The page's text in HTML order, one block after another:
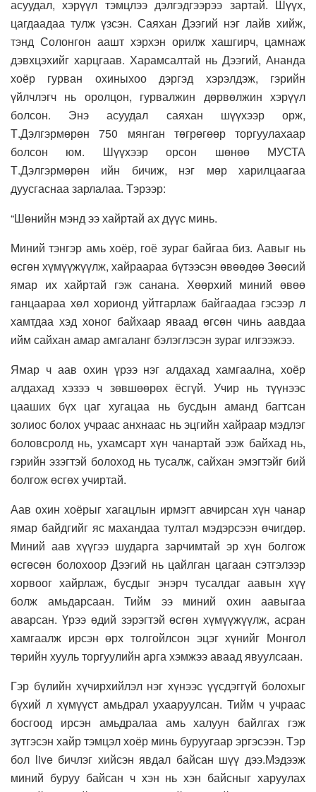
асуудал, хэрүүл тэмцлээ дэлгэдгээрээ зартай. Шүүх,
цагдаадаа тулж үзсэн. Саяхан Дээгий нэг лайв хийж,
тэнд Солонгон аашт хэрхэн орилж хашгирч, цамнаж
дэвхцэхийг харцгаав. Харамсалтай нь Дээгий, Ананда
хоёр гурван охиныхоо дэргэд хэрэлдэж, гэрийн
үйлчлэгч нь оролцон, гурвалжин дөрвөлжин хэрүүл
болсон. Энэ асуудал саяхан шүүхээр орж,
Т.Дэлгэрмөрөн 750 мянган төгрөгөөр торгуулахаар
болсон юм. Шүүхээр орсон шөнөө МУСТА
Т.Дэлгэрмөрөн ийн бичиж, нэг мөр харилцаагаа
дуусгаснаа зарлалаа. Тэрээр:
“Шөнийн мэнд ээ хайртай ах дүүс минь.
Миний тэнгэр амь хоёр, гоё зураг байгаа биз. Аавыг нь
өсгөн хүмүүжүүлж, хайраараа бүтээсэн өвөөдөө Зөөсий
ямар их хайртай гэж санана. Хөөрхий миний өвөө
ганцаараа хөл хорионд уйтгарлаж байгаадаа гэсээр л
хамтдаа хэд хоног байхаар яваад өгсөн чинь аавдаа
ийм сайхан амар амгаланг бэлэглэсэн зураг илгээжээ.
Ямар ч аав охин үрээ нэг алдахад хамгаална, хоёр
алдахад хэзээ ч зөвшөөрөх ёсгүй. Учир нь түүнээс
цааших бүх цаг хугацаа нь бусдын аманд багтсан
золиос болох учраас анхнаас нь эцгийн хайраар мэдлэг
боловсролд нь, ухамсарт хүн чанартай ээж байхад нь,
гэрийн эзэгтэй болоход нь тусалж, сайхан эмэгтэйг бий
болгож өсгөх учиртай.
Аав охин хоёрыг хагацлын ирмэгт авчирсан хүн чанар
ямар байдгийг яс махандаа тултал мэдэрсээн өчигдөр.
Миний аав хүүгээ шударга зарчимтай эр хүн болгож
өсгөсөн болохоор Дээгий нь цайлган цагаан сэтгэлээр
хорвоог хайрлаж, бусдыг энэрч тусалдаг аавын хүү
болж амьдарсаан. Тийм ээ миний охин аавыгаа
аварсан. Үрээ өдий зэрэгтэй өсгөн хүмүүжүүлж, асран
хамгаалж ирсэн өрх толгойлсон эцэг хүнийг Монгол
төрийн хууль торгуулийн арга хэмжээ аваад явуулсаан.
Гэр бүлийн хүчирхийлэл нэг хүнээс үүсдэггүй болохыг
бүхий л хүмүүст амьдрал ухааруулсан. Тийм ч учраас
босгоод ирсэн амьдралаа амь халуун байлгах гэж
зүтгэсэн хайр тэмцэл хоёр минь буруугаар эргэсээн. Тэр
бол live бичлэг хийсэн явдал байсан шүү дээ.Мэдээж
миний буруу байсан ч хэн нь хэн байсныг харуулах